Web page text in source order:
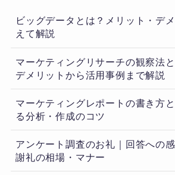
ビッグデータとは？メリット・デ
えて解説
マーケティングリサーチの観察法
デメリットから活用事例まで解説
マーケティングレポートの書き方
る分析・作成のコツ
アンケート調査のお礼｜回答への
謝礼の相場・マナー